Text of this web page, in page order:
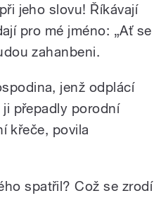
jeho slovu! Říkávají
pro mé jméno: „Ať se
zahanbeni.
jenž odplácí
přepadly porodní
křeče, povila
spatřil? Což se zrodí